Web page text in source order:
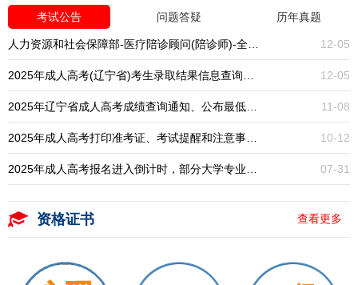
考试公告 问题答疑 历年真题
12-05
12-05
11-08
10-12
07-31
资格证书 查看更多